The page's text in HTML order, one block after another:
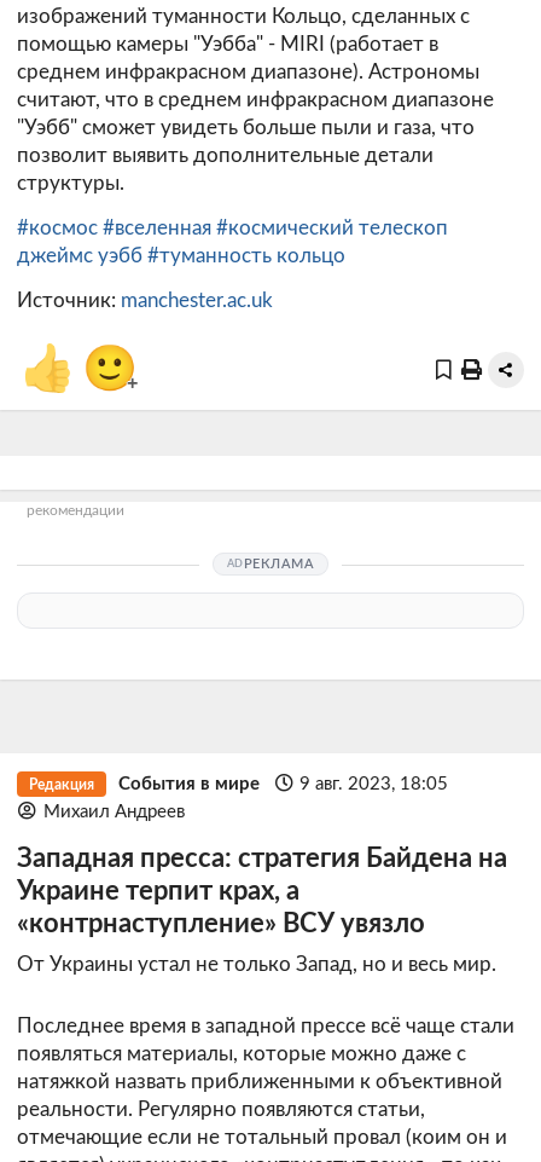
изображений туманности Кольцо, сделанных с
помощью камеры "Уэбба" - MIRI (работает в
среднем инфракрасном диапазоне). Астрономы
считают, что в среднем инфракрасном диапазоне
"Уэбб" сможет увидеть больше пыли и газа, что
позволит выявить дополнительные детали
структуры.
#космос #вселенная #космический телескоп
джеймс уэбб #туманность кольцо
Источник: manchester.ac.uk
👍 🙂+
рекомендации
РЕКЛАМА
Редакция События в мире
9 авг. 2023, 18:05
Михаил Андреев
Западная пресса: стратегия Байдена на
Украине терпит крах, а
«контрнаступление» ВСУ увязло
От Украины устал не только Запад, но и весь мир.
Последнее время в западной прессе всё чаще стали
появляться материалы, которые можно даже с
натяжкой назвать приближенными к объективной
реальности. Регулярно появляются статьи,
отмечающие если не тотальный провал (коим он и